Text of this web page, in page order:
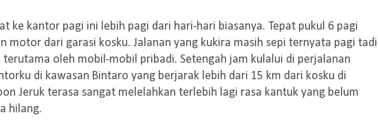
ke kantor pagi ini lebih pagi dari hari-hari biasanya. Tepat pukul 6 pagi
motor dari garasi kosku. Jalanan yang kukira masih sepi ternyata pagi tadi
oleh mobil-mobil pribadi. Setengah jam kulalui di perjalanan
di kawasan Bintaro yang berjarak lebih dari 15 km dari kosku di
Jeruk terasa sangat melelahkan terlebih lagi rasa kantuk yang belum
hilang.